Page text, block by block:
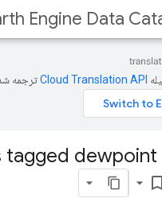
Engine Data
ترجمه
tagged dewpoint
bookmark_border